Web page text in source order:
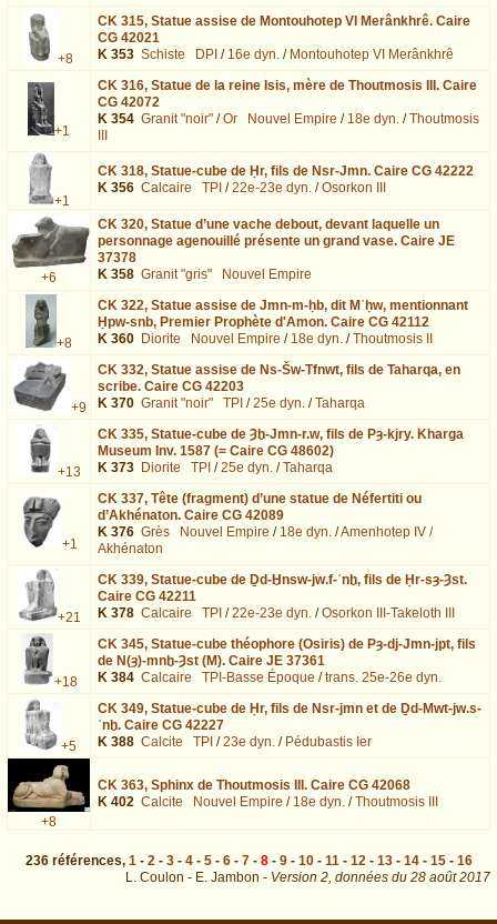
+8
CK 315, Statue assise de Montouhotep VI Merânkhrê. Caire
CG 42021
K 353 Schiste DPI / 16e dyn. / Montouhotep VI Merânkhrê
+1
CK 316, Statue de la reine Isis, mère de Thoutmosis III. Caire
CG 42072
K 354 Granit "noir" /Or Nouvel Empire / 18e dyn. /Thoutmosis
III
+1
CK 318, Statue-cube de Ḥr, fils de Nsr-Jmn. Caire CG 42222
K 356 Calcaire TPI /22e-23e dyn. /Osorkon III
+6
CK 320, Statue d’une vache debout, devant laquelle un
personnage agenouillé présente un grand vase. Caire JE
37378
K 358 Granit "gris" Nouvel Empire
+8
CK 322, Statue assise de Jmn-m-ḥb, dit Mʿḥw, mentionnant
Ḥpw-snb, Premier Prophète d'Amon. Caire CG 42112
K 360 Diorite Nouvel Empire / 18e dyn. /Thoutmosis II
+9
CK 332, Statue assise de Ns-Šw-Tfnwt, fils de Taharqa, en
scribe. Caire CG 42203
K 370 Granit "noir" TPI /25e dyn. /Taharqa
+13
CK 335, Statue-cube de Ȝḫ-Jmn-r.w, fils de Pȝ-kjry. Kharga
Museum Inv. 1587 (= Caire CG 48602)
K 373 Diorite TPI /25e dyn. /Taharqa
+1
CK 337, Tête (fragment) d’une statue de Néfertiti ou
d’Akhénaton. Caire CG 42089
K 376 Grès Nouvel Empire / 18e dyn. /Amenhotep IV /
Akhénaton
+21
CK 339, Statue-cube de Ḏd-Ḫnsw-jw.f-ʿnḫ, fils de Ḥr-sȝ-Ȝst.
Caire CG 42211
K 378 Calcaire TPI /22e-23e dyn. /Osorkon III-Takeloth III
+18
CK 345, Statue-cube théophore (Osiris) de Pȝ-dj-Jmn-jpt, fils
de N(ȝ)-mnḫ-Ȝst (M). Caire JE 37361
K 384 Calcaire TPI-Basse Époque /trans. 25e-26e dyn.
+5
CK 349, Statue-cube de Ḥr, fils de Nsr-jmn et de Ḏd-Mwt-jw.s-
ʿnḫ. Caire CG 42227
K 388 Calcite TPI /23e dyn. / Pédubastis Ier
+8
CK 363, Sphinx de Thoutmosis III. Caire CG 42068
K 402 Calcite Nouvel Empire / 18e dyn. /Thoutmosis III
236 références, 1- 2- 3- 4- 5- 6- 7- 8- 9- 10- 11- 12- 13- 14- 15- 16
L. Coulon - E. Jambon - Version 2, données du 28 août 2017